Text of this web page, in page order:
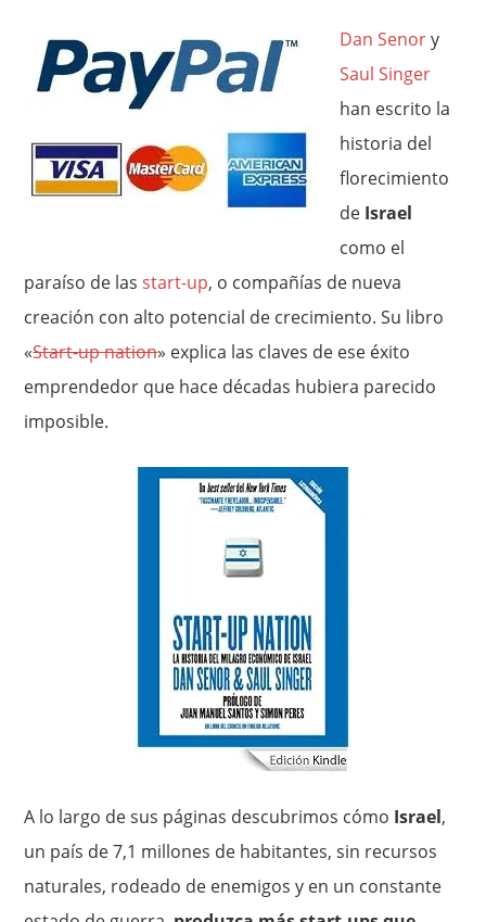
Dan Senory
Saul Singer
han escrito la
historia del
florecimiento
de Israel
como el
paraíso de lasstart-up, o compañías de nueva
creación con alto potencial de crecimiento. Su libro
«Start-up nation» explica las claves de ese éxito
emprendedor que hace décadas hubiera parecido
imposible.
A lo largo de sus páginas descubrimos cómo Israel,
un país de 7,1 millones de habitantes, sin recursos
naturales, rodeado de enemigos y en un constante